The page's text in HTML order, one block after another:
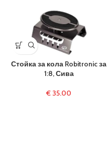
Стойка за кола Robitronic за
1:8, Сива
€ 35.00